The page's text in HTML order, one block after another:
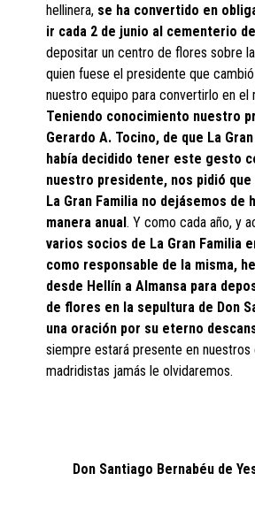
hellinera, se ha convertido en
ir cada 2 de junio al cementerio
depositar un centro de flores sobre
quien fuese el presidente que
nuestro equipo para convertirlo en el
Teniendo conocimiento nuestro
Gerardo A. Tocino, de que La
había decidido tener este gesto
nuestro presidente, nos pidió que
La Gran Familia no dejásemos de
manera anual. Y como cada año, y
varios socios de La Gran Familia
como responsable de la misma,
desde Hellín a Almansa para
de flores en la sepultura de Don
una oración por su eterno
siempre estará presente en
madridistas jamás le olvidaremos.
Don Santiago Bernabéu de